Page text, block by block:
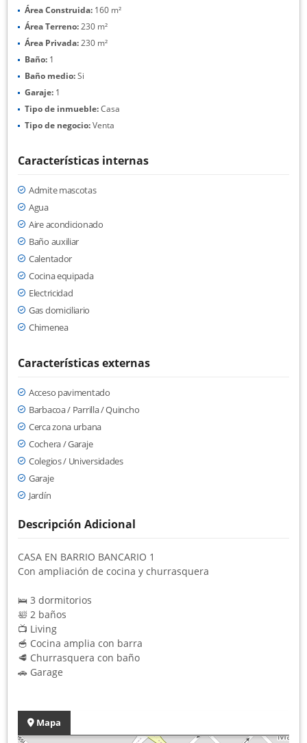
Área Construida: 160 m²
Área Terreno:230 m²
Área Privada:230 m²
Baño: 1
Baño medio:Si
Garaje: 1
Tipo de inmueble:Casa
Tipo de negocio:Venta
Características internas
Admite mascotas
Agua
Aire acondicionado
Baño auxiliar
Calentador
Cocina equipada
Electricidad
Gas domiciliario
Chimenea
Características externas
Acceso pavimentado
Barbacoa / Parrilla / Quincho
Cerca zona urbana
Cochera / Garaje
Colegios / Universidades
Garaje
Jardín
Descripción Adicional
CASA EN BARRIO BANCARIO 1
Con ampliación de cocina y churrasquera
🛌 3 dormitorios
🛀 2 baños
📺 Living
🥣 Cocina amplia con barra
🥩 Churrasquera con baño
🚗 Garage
Mapa